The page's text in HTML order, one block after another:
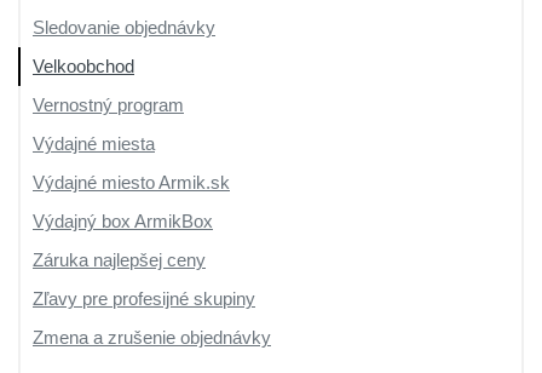
Sledovanie objednávky
Velkoobchod
Vernostný program
Výdajné miesta
Výdajné miesto Armik.sk
Výdajný box ArmikBox
Záruka najlepšej ceny
Zľavy pre profesijné skupiny
Zmena a zrušenie objednávky